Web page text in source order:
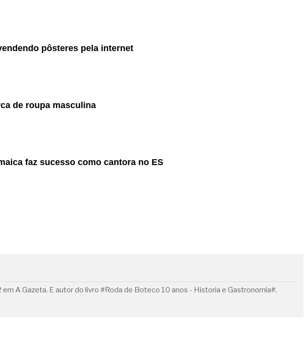
pôsteres pela internet
de roupa masculina
faz sucesso como cantora no ES
A Gazeta. E autor do livro #Roda de Boteco 10 anos - Historia e Gastronomia#.